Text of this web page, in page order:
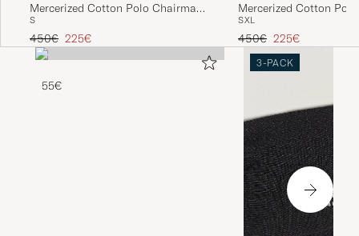
Mercerized Cotton Polo Chairman
Navy
S
Regulärer Preis
450€ Reduzierter Preis
225€
Mercerized Cotton
SXL
Regulärer Preis
450€ Reduzierter Preis
225€
55€
3-PACK